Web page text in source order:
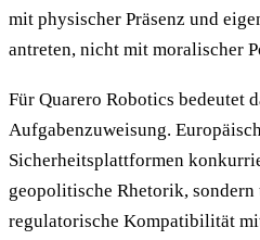
mit physischer Präsenz und
antreten, nicht mit moralischer
Für Quarero Robotics bedeutet
Aufgabenzuweisung.
Sicherheitsplattformen
geopolitische Rhetorik,
regulatorische Kompatibilität